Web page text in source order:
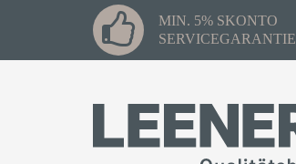
MIN. 5% SKONTO
SERVICEGARANTIE